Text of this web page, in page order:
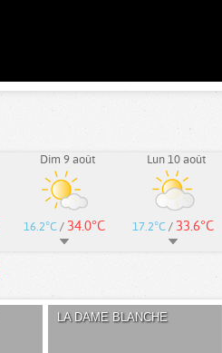
Dim 9 août
16.2°C / 34.0°C
Lun 10 août
17.2°C / 33.6°C
LA DAME BLANCHE